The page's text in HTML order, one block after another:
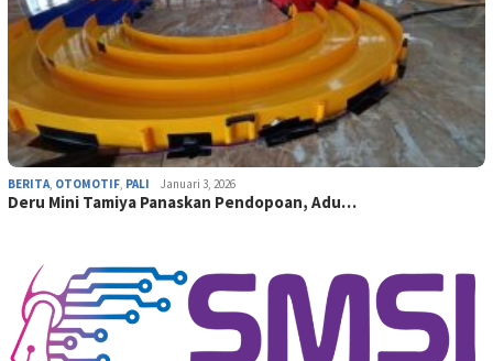
BERITA OTOMOTIF PALI Januari 3, 2026
Deru Mini Tamiya Panaskan Pendopoan, Adu…